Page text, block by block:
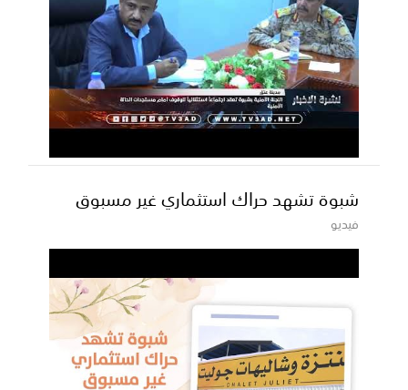
شبوة تشهد حراك استثماري غير مسبوق
فيديو